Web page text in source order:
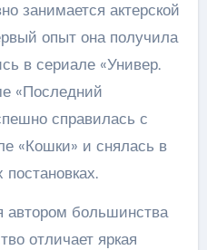
занимается актерской
опыт она получила
в сериале «Универ.
«Последний
справилась с
«Кошки» и снялась в
автором большинства
отличает яркая